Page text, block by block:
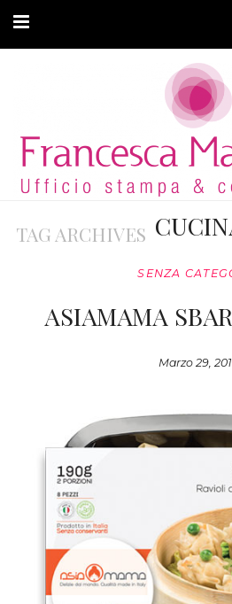
ARTICOLI
MODA ADATTIVA
CONTATTI
TAG ARCHIVES
SENZA
ASIAMAMA
Marzo 29,